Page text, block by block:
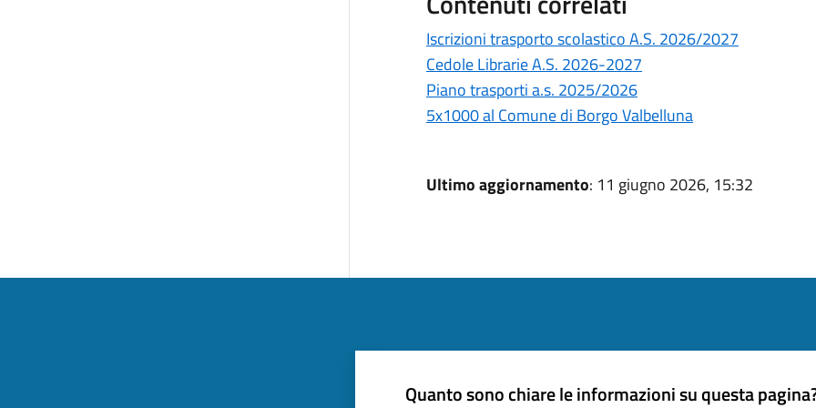
Iscrizioni trasporto scolastico A.S. 2026/2027
Cedole Librarie A.S. 2026-2027
Piano trasporti a.s. 2025/2026
5x1000 al Comune di Borgo Valbelluna
Ultimo aggiornamento: 11 giugno 2026, 15:32
Quanto sono chiare le informazioni su questa